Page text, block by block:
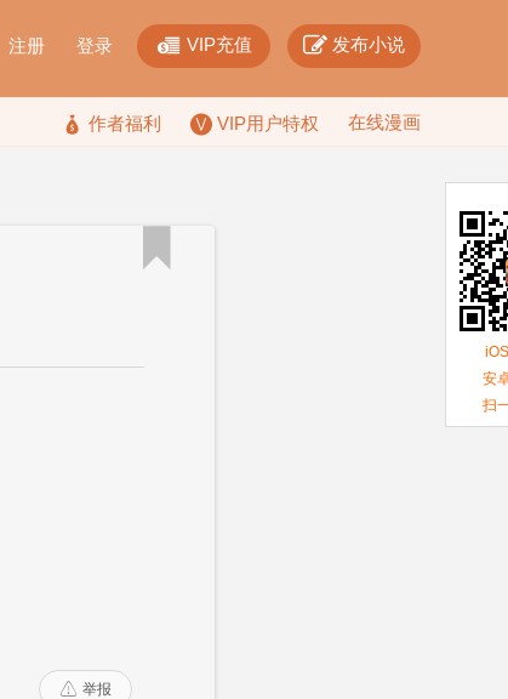
注册 登录  VIP充值  发布小说
 作者福利 VIP用户特权 在线漫画
 举报

安
扫